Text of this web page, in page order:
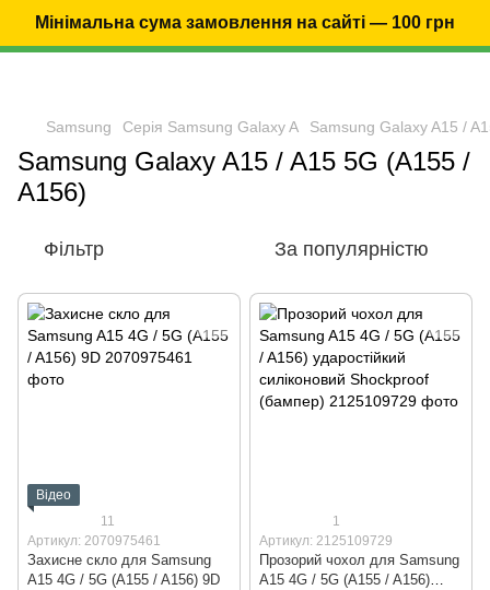
Мінімальна сума замовлення на сайті — 100 грн
Samsung Серія Samsung Galaxy A Samsung Galaxy A15 /
Samsung Galaxy A15 / A15 5G (A155 /
A156)
Фільтр За популярністю
Відео
11
Артикул: 2070975461
Захисне скло для Samsung
A15 4G / 5G (A155 / A156) 9D
1
Артикул: 2125109729
Прозорий чохол для Samsung
A15 4G / 5G (A155 / A156)